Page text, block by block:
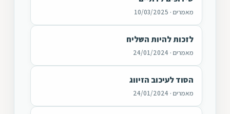
מאמרים · 10/03/2025
לזכות להיות השליח
מאמרים · 24/01/2024
הסוד לעיכוב הזיווג
מאמרים · 24/01/2024